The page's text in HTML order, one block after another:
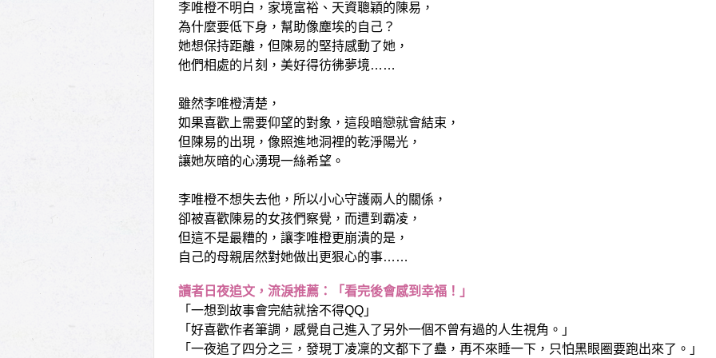
李唯橙不明白，家境富裕、天資聰穎的陳易，
為什麼要低下身，幫助像塵埃的自己？
她想保持距離，但陳易的堅持感動了她，
他們相處的片刻，美好得彷彿夢境……
雖然李唯橙清楚，
如果喜歡上需要仰望的對象，這段暗戀就會結束，
但陳易的出現，像照進地洞裡的乾淨陽光，
讓她灰暗的心湧現一絲希望。
李唯橙不想失去他，所以小心守護兩人的關係，
卻被喜歡陳易的女孩們察覺，而遭到霸凌，
但這不是最糟的，讓李唯橙更崩潰的是，
自己的母親居然對她做出更狠心的事……
讀者日夜追文，流淚推薦：「看完後會感到幸福！」
「一想到故事會完結就捨不得QQ」
「好喜歡作者筆調，感覺自己進入了另外一個不曾有過的人生視角。」
「一夜追了四分之三，發現丁凌凜的文都下了蠱，再不來睡一下，只怕黑眼圈要跑出來了。」